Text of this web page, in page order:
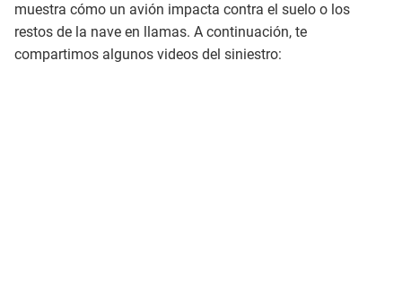
muestra cómo un avión impacta contra el suelo o los
restos de la nave en llamas. A continuación, te
compartimos algunos videos del siniestro: